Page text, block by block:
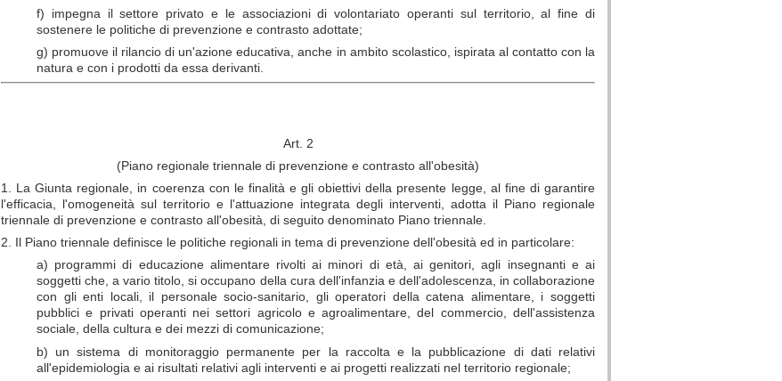
f) impegna il settore privato e le associazioni di volontariato operanti sul territorio, al fine di
sostenere le politiche di prevenzione e contrasto adottate;
g) promuove il rilancio di un'azione educativa, anche in ambito scolastico, ispirata al contatto con la
natura e con i prodotti da essa derivanti.
Art. 2
(Piano regionale triennale di prevenzione e contrasto all'obesità)
1. La Giunta regionale, in coerenza con le finalità e gli obiettivi della presente legge, al fine di garantire
l'efficacia, l'omogeneità sul territorio e l'attuazione integrata degli interventi, adotta il Piano regionale
triennale di prevenzione e contrasto all'obesità, di seguito denominato Piano triennale.
2. Il Piano triennale definisce le politiche regionali in tema di prevenzione dell'obesità ed in particolare:
a) programmi di educazione alimentare rivolti ai minori di età, ai genitori, agli insegnanti e ai
soggetti che, a vario titolo, si occupano della cura dell'infanzia e dell'adolescenza, in collaborazione
con gli enti locali, il personale socio-sanitario, gli operatori della catena alimentare, i soggetti
pubblici e privati operanti nei settori agricolo e agroalimentare, del commercio, dell'assistenza
sociale, della cultura e dei mezzi di comunicazione;
b) un sistema di monitoraggio permanente per la raccolta e la pubblicazione di dati relativi
all'epidemiologia e ai risultati relativi agli interventi e ai progetti realizzati nel territorio regionale;